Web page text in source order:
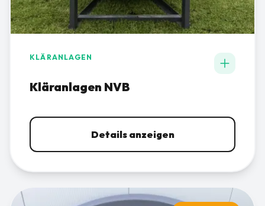
KLÄRANLAGEN
Kläranlagen NVB
Details anzeigen